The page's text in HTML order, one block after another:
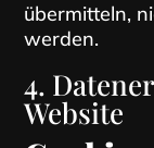
übermitteln,
werden.
4.
Website